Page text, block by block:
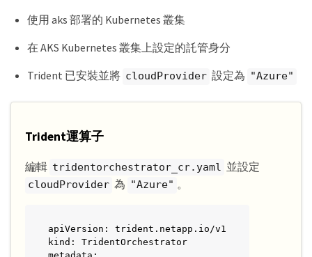
使用 aks 部署的 Kubernetes 叢集
在 AKS Kubernetes 叢集上設定的託管身分
Trident 已安裝並將 cloudProvider 設定為 "Azure"
Trident運算子
編輯 tridentorchestrator_cr.yaml 並設定
cloudProvider 為 "Azure" 。
apiVersion: trident.netapp.io/v1
kind: TridentOrchestrator